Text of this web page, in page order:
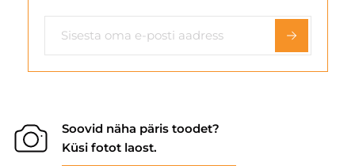
Soovid näha päris toodet?
Küsi fotot laost.